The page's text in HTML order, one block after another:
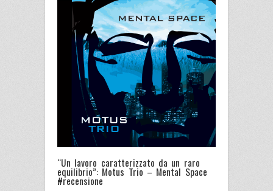
“Un lavoro caratterizzato da un raro
equilibrio”: Motus Trio – Mental Space
#recensione